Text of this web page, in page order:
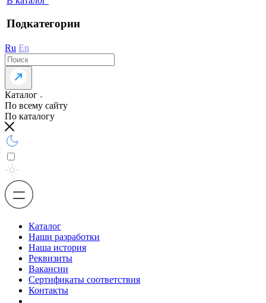
Подкатегории
Ru En
Каталог
По всему сайту
По каталогу
Каталог
Наши разработки
Наша история
Реквизиты
Вакансии
Сертификаты соответствия
Контакты